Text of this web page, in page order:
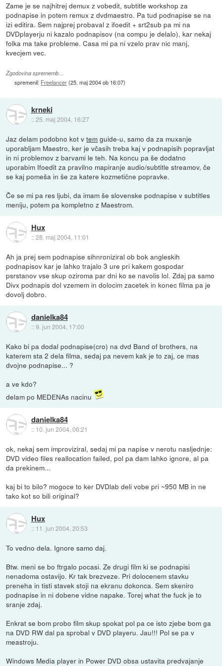
Zame je se najhitrej demux z vobedit, subtitle workshop za
podnapise in potem remux z dvdmaestro. Pa tud podnapise se na
izi editira. Sem najprej probaval z ifoedit + srt2sub pa mi na
DVDplayerju ni kazalo podnapisov (na compu je delalo), kar nekaj
folka ma take probleme. Casa mi pa ni vzelo prav nic manj,
kvecjem vec.
Zgodovina sprememb…
spremenil: Freelancer(25. maj 2004 ob 16:07)
krneki
::25. maj 2004, 16:27
Jaz delam podobno kot vtem guide-u, samo da za muxanje
uporabljam Maestro, ker je včasih treba kaj v podnapisih popravljat
in ni problemov z barvami le teh. Na koncu pa še dodatno
uporabim Ifoedit za pravilno mapiranje audio/subtitle streamov, če
se kaj pomeša in še za katere kozmetične popravke.
Če se mi pa res ljubi, da imam še slovenske podnapise v subtitles
meniju, potem pa kompletno z Maestrom.
Hux
::28. maj 2004, 11:01
Ah ja prej sem podnapise sihnroniziral ob bok angleskih
podnapisov kar je lahko trajalo 3 ure pri kakem gospodar
psrstanov vse skup oziroma par dni ko se navolis lol. Zdaj pa samo
Divx podnapis dol vzemem in dolocim zacetek in konec filma pa je
dovolj dobro.
danielka84
::9. jun 2004, 17:00
Kako bi pa dodal podnapise(cro) na dvd Band of brothers, na
katerem sta 2 dela filma, sedaj pa nevem kak je to zaj, ce mas
dvojne podnapise... ?
a ve kdo?
delam po MEDENAs nacinu
danielka84
:: 10. jun 2004, 06:21
ok, nekaj sem improviziral, sedaj mi pa napise v nerotu nasljednje:
DVD video files reallocation failed, pol pa dam lahko ignore, al pa
da prekinem...
kaj bi to bilo? mogoce to ker DVDlab deli vobe pri ~950 MB in ne
tako kot so bili original?
Hux
:: 11. jun 2004, 20:53
To vedno dela. Ignore samo daj.
Btw. meni se bo ftrgalo pocasi. Ze drugi film ki se podnapisi
nenadoma ostavijo. Kr tak brezveze. Pri dolocenem stavku
preneha in tisti stavek stoji na ekranu dokonca. Sem skeniro
podnapise in ni dobene vidne napake. Torej what the fuck je to
sranje zdaj.
Enkrat se bom probo film skup spokat pol pa ce isto zjebe bom ga
na DVD RW dal pa sprobal v DVD playeru. Jau!!! Pol se pa v
meastroju.
Windows Media player in Power DVD obsa ustavita predvajanje